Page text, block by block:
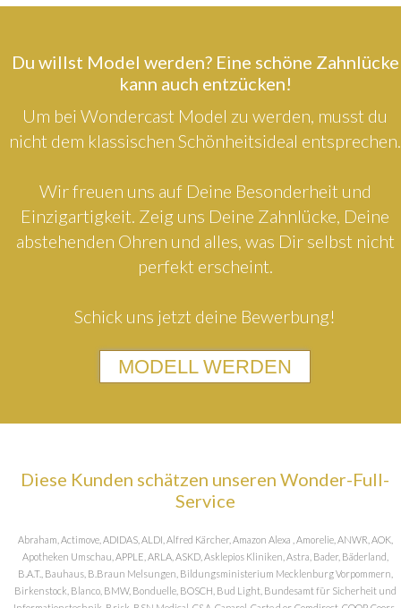
Du willst Model werden? Eine schöne Zahnlücke
kann auch entzücken!
Um bei Wondercast Model zu werden, musst du
nicht dem klassischen Schönheitsideal entsprechen.
Wir freuen uns auf Deine Besonderheit und
Einzigartigkeit. Zeig uns Deine Zahnlücke, Deine
abstehenden Ohren und alles, was Dir selbst nicht
perfekt erscheint.
Schick uns jetzt deine Bewerbung!
MODELL WERDEN
Diese Kunden schätzen unseren Wonder-Full-
Service
Abraham, Actimove, ADIDAS, ALDI, Alfred Kärcher, Amazon Alexa , Amorelie, ANWR, AOK,
Apotheken Umschau, APPLE, ARLA, ASKD, Asklepios Kliniken, Astra, Bader, Bäderland,
B.A.T., Bauhaus, B.Braun Melsungen, Bildungsministerium Mecklenburg Vorpommern,
Birkenstock, Blanco, BMW, Bonduelle, BOSCH, Bud Light, Bundesamt für Sicherheit und